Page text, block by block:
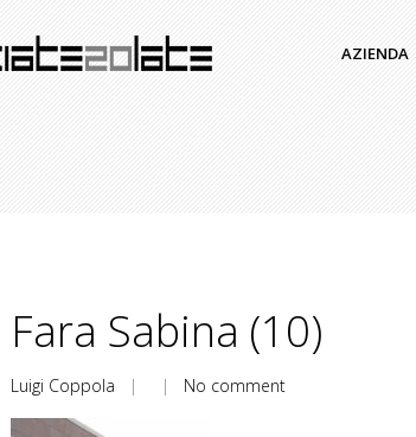
AZIENDA
Fara Sabina (10)
Luigi Coppola | | No comment